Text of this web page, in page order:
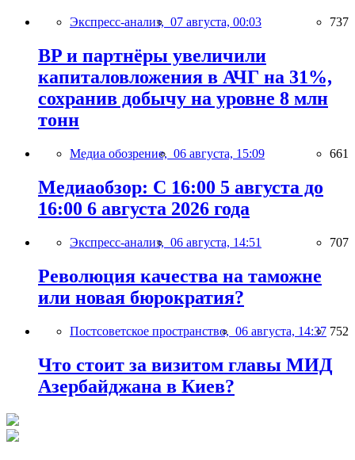
Экспресс-анализ, 07 августа, 00:03 737
BP и партнёры увеличили
капиталовложения в АЧГ на 31%,
сохранив добычу на уровне 8 млн
тонн
Медиа обозрение, 06 августа, 15:09 661
Медиаобзор: С 16:00 5 августа до
16:00 6 августа 2026 года
Экспресс-анализ, 06 августа, 14:51 707
Революция качества на таможне
или новая бюрократия?
Постсоветское пространство, 06 августа, 14:37 752
Что стоит за визитом главы МИД
Азербайджана в Киев?